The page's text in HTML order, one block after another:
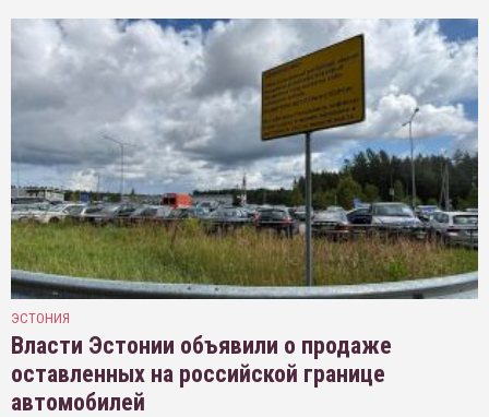
ЭСТОНИЯ
Власти Эстонии объявили о продаже
оставленных на российской границе
автомобилей